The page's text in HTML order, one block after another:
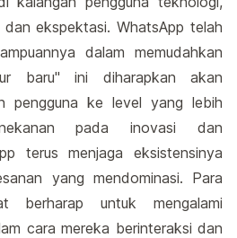
dan ekspektasi. WhatsApp telah
dalam memudahkan
baru" ini diharapkan akan
pengguna ke level yang lebih
pada inovasi dan
terus menjaga eksistensinya
yang mendominasi. Para
berharap untuk mengalami
cara mereka berinteraksi dan